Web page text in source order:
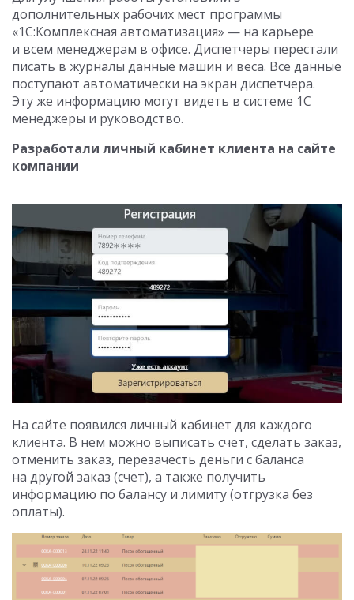
дополнительных рабочих мест программы
«1С:Комплексная автоматизация» — на карьере
и всем менеджерам в офисе. Диспетчеры перестали
писать в журналы данные машин и веса. Все данные
поступают автоматически на экран диспетчера.
Эту же информацию могут видеть в системе 1С
менеджеры и руководство.
Разработали личный кабинет клиента на сайте
компании
На сайте появился личный кабинет для каждого
клиента. В нем можно выписать счет, сделать заказ,
отменить заказ, перезачесть деньги с баланса
на другой заказ (счет), а также получить
информацию по балансу и лимиту (отгрузка без
оплаты).